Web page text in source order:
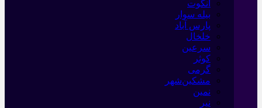
انگوت
بیله سوار
پارس آباد
خلخال
سرعین
کوثر
گرمی
مشکین‌شهر
نمین
نیر